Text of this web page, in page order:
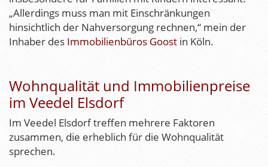
„Allerdings muss man mit Einschränkungen
hinsichtlich der Nahversorgung rechnen,“ mein der
Inhaber des Immobilienbüros Goost in Köln.
Wohnqualität und Immobilienpreise
im Veedel Elsdorf
Im Veedel Elsdorf treffen mehrere Faktoren
zusammen, die erheblich für die Wohnqualität
sprechen.